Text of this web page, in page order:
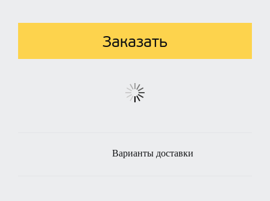
Заказать
Варианты доставки